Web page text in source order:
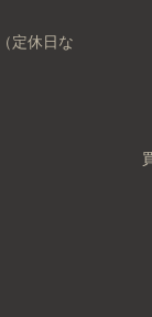
定休日な